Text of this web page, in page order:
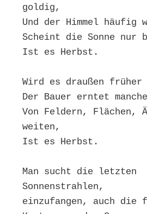
goldig,
Und der Himmel häufig
Scheint die Sonne nur
Ist es Herbst.
Wird es draußen früher
Der Bauer erntet
Von Feldern, Flächen,
weiten,
Ist es Herbst.
Man sucht die letzten
Sonnenstrahlen,
einzufangen, auch die